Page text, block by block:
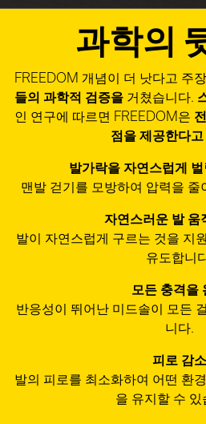
과학의
FREEDOM 개념이 더 낫다고 주
들의 과학적 검증을 거쳤습니다.
인 연구에 따르면 FREEDOM은
점을 제공한다고
발가락을 자연스럽게
맨발 걷기를 모방하여 압력을 줄
자연스러운 발 움
발이 자연스럽게 구르는 것을 지
유도합니
모든 충격을
반응성이 뛰어난 미드솔이 모든
니다.
피로 감소
발의 피로를 최소화하여 어떤 환
을 유지할 수 있